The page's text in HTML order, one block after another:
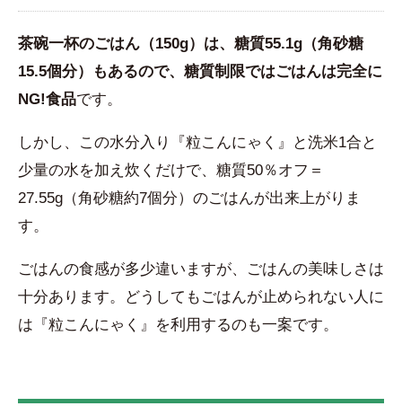
茶碗一杯のごはん（150g）は、糖質55.1g（角砂糖
15.5個分）もあるので、糖質制限ではごはんは完全に
NG!食品です。
しかし、この水分入り『粒こんにゃく』と洗米1合と
少量の水を加え炊くだけで、糖質50％オフ＝
27.55g（角砂糖約7個分）のごはんが出来上がりま
す。
ごはんの食感が多少違いますが、ごはんの美味しさは
十分あります。どうしてもごはんが止められない人に
は『粒こんにゃく』を利用するのも一案です。